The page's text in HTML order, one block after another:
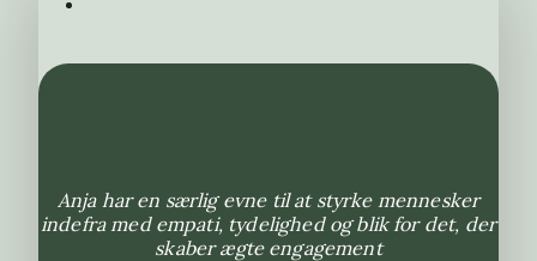
Anja har en særlig evne til at styrke mennesker
indefra med empati, tydelighed og blik for det, der
skaber ægte engagement